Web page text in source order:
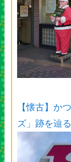
【懐古】か
ズ」跡を辿る